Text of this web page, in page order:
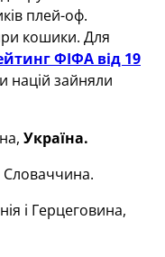
плей-оф.
кошики. Для
ФІФА від 19
націй зайняли
Україна.
Словаччина.
і Герцеговина,